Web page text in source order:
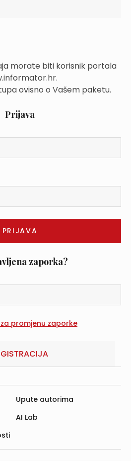
morate biti korisnik portala
ovisno o Vašem paketu.
Prijava
zaporka?
Upute autorima
AI Lab